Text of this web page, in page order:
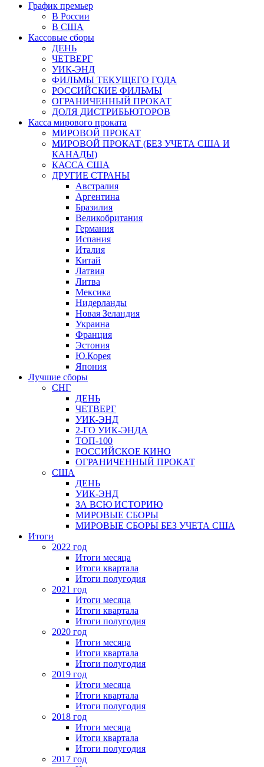
График премьер
В России
В США
Кассовые сборы
ДЕНЬ
ЧЕТВЕРГ
УИК-ЭНД
ФИЛЬМЫ ТЕКУЩЕГО ГОДА
РОССИЙСКИЕ ФИЛЬМЫ
ОГРАНИЧЕННЫЙ ПРОКАТ
ДОЛЯ ДИСТРИБЬЮТОРОВ
Касса мирового проката
МИРОВОЙ ПРОКАТ
МИРОВОЙ ПРОКАТ (БЕЗ УЧЕТА США И
КАНАДЫ)
КАССА США
ДРУГИЕ СТРАНЫ
Австралия
Аргентина
Бразилия
Великобритания
Германия
Испания
Италия
Китай
Латвия
Литва
Мексика
Нидерланды
Новая Зеландия
Украина
Франция
Эстония
Ю.Корея
Япония
Лучшие сборы
СНГ
ДЕНЬ
ЧЕТВЕРГ
УИК-ЭНД
2-ГО УИК-ЭНДА
ТОП-100
РОССИЙСКОЕ КИНО
ОГРАНИЧЕННЫЙ ПРОКАТ
США
ДЕНЬ
УИК-ЭНД
ЗА ВСЮ ИСТОРИЮ
МИРОВЫЕ СБОРЫ
МИРОВЫЕ СБОРЫ БЕЗ УЧЕТА США
Итоги
2022 год
Итоги месяца
Итоги квартала
Итоги полугодия
2021 год
Итоги месяца
Итоги квартала
Итоги полугодия
2020 год
Итоги месяца
Итоги квартала
Итоги полугодия
2019 год
Итоги месяца
Итоги квартала
Итоги полугодия
2018 год
Итоги месяца
Итоги квартала
Итоги полугодия
2017 год